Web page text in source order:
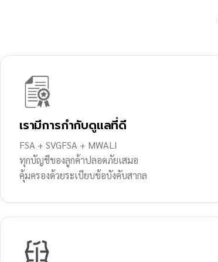
เรามีการกำกับดูแลที่ดี
FSA + SVGFSA + MWALI
ทุกบัญชีของลูกค้าปลอดภัยเสมอ
คุ้มครองด้วยระเบียบข้อบังคับสากล